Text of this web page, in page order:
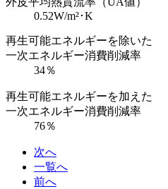
0.52W/m²･K
再生可能エネルギーを除いた
一次エネルギー消費削減率
34％
再生可能エネルギーを加えた
一次エネルギー消費削減率
76％
次へ
一覧へ
前へ